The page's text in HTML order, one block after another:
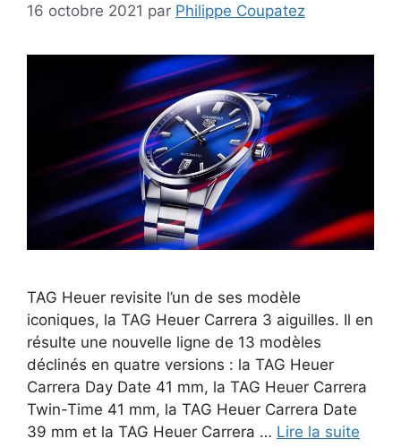
16 octobre 2021 par Philippe Coupatez
TAG Heuer revisite l’un de ses modèle
iconiques, la TAG Heuer Carrera 3 aiguilles. Il en
résulte une nouvelle ligne de 13 modèles
déclinés en quatre versions : la TAG Heuer
Carrera Day Date 41 mm, la TAG Heuer Carrera
Twin-Time 41 mm, la TAG Heuer Carrera Date
39 mm et la TAG Heuer Carrera … Lire la suite